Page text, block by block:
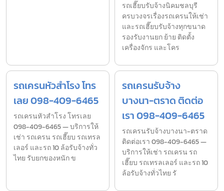
รถเฮี๊ยบรับจ้างนิคมชลบุรี
ครบวงจรเรื่องรถเครนให้เช่า
และรถเฮี๊ยบรับจ้างทุกขนาด
รองรับงานยก ย้าย ติดตั้ง
เครื่องจักร และโคร
รถเครนหัวสำโรง โทร
เลย 098-409-6465
รถเครนหัวสำโรง โทรเลย
098-409-6465 — บริการให้
เช่า รถเครน รถเฮี๊ยบ รถเทรล
เลอร์ และรถ 10 ล้อรับจ้างทั่ว
ไทย รับยกของหนัก ข
รถเครนรับจ้าง
บางนา-ตราด ติดต่อ
เรา 098-409-6465
รถเครนรับจ้างบางนา-ตราด
ติดต่อเรา 098-409-6465 —
บริการให้เช่า รถเครน รถ
เฮี๊ยบ รถเทรลเลอร์ และรถ 10
ล้อรับจ้างทั่วไทย รั